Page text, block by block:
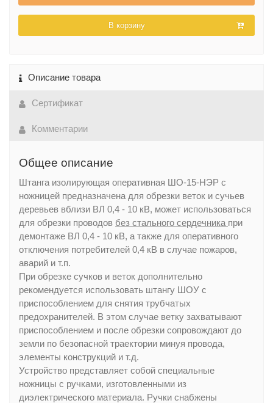
В корзину
Описание товара
Сертификат
Комментарии
Общее описание
Штанга изолирующая оперативная ШО-15-НЭР с
ножницей предназначена для обрезки веток и сучьев
деревьев вблизи ВЛ 0,4 - 10 кВ, может использоваться
для обрезки проводов без стального сердечника при
демонтаже ВЛ 0,4 - 10 кВ, а также для оперативного
отключения потребителей 0,4 кВ в случае пожаров,
аварий и т.п.
При обрезке сучков и веток дополнительно
рекомендуется использовать штангу ШОУ с
приспособлением для снятия трубчатых
предохранителей. В этом случае ветку захватывают
приспособлением и после обрезки сопровождают до
земли по безопасной траектории минуя провода,
элементы конструкций и т.д.
Устройство представляет собой специальные
ножницы с ручками, изготовленными из
диэлектрического материала. Ручки снабжены